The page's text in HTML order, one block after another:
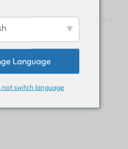
informiert
Neuigkeiten aus der Welt
Sie immer einen Schritt
Language
not switch language